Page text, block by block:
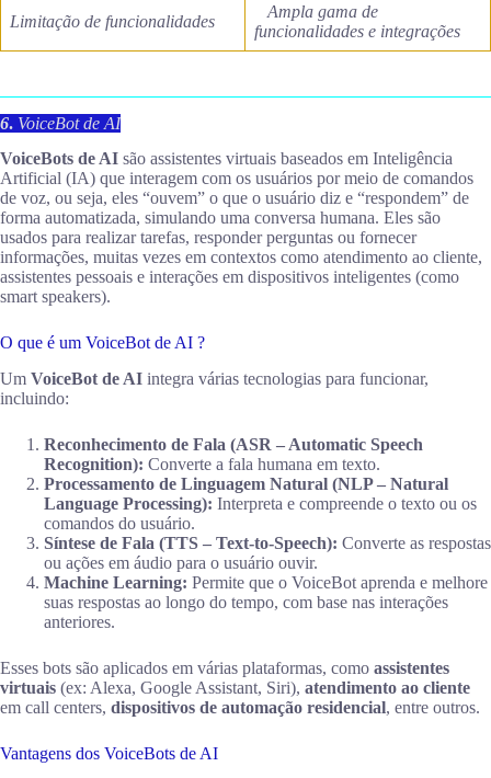
Limitação de funcionalidades
Ampla gama de
funcionalidades e integrações
6. VoiceBot de AI
VoiceBots de AI são assistentes virtuais baseados em Inteligência
Artificial (IA) que interagem com os usuários por meio de comandos
de voz, ou seja, eles “ouvem” o que o usuário diz e “respondem” de
forma automatizada, simulando uma conversa humana. Eles são
usados para realizar tarefas, responder perguntas ou fornecer
informações, muitas vezes em contextos como atendimento ao cliente,
assistentes pessoais e interações em dispositivos inteligentes (como
smart speakers).
O que é um VoiceBot de AI ?
Um VoiceBot de AI integra várias tecnologias para funcionar,
incluindo:
Reconhecimento de Fala (ASR – Automatic Speech
Recognition): Converte a fala humana em texto.
Processamento de Linguagem Natural (NLP – Natural
Language Processing): Interpreta e compreende o texto ou os
comandos do usuário.
Síntese de Fala (TTS – Text-to-Speech): Converte as respostas
ou ações em áudio para o usuário ouvir.
Machine Learning: Permite que o VoiceBot aprenda e melhore
suas respostas ao longo do tempo, com base nas interações
anteriores.
Esses bots são aplicados em várias plataformas, como assistentes
virtuais (ex: Alexa, Google Assistant, Siri), atendimento ao cliente
em call centers, dispositivos de automação residencial, entre outros.
Vantagens dos VoiceBots de AI